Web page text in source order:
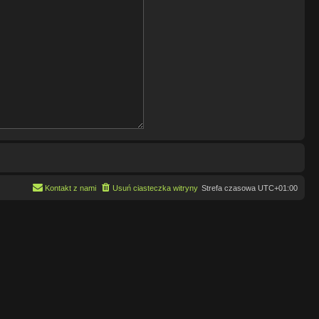
Strefa czasowa UTC+01:00
Usuń ciasteczka witryny
Kontakt z nami